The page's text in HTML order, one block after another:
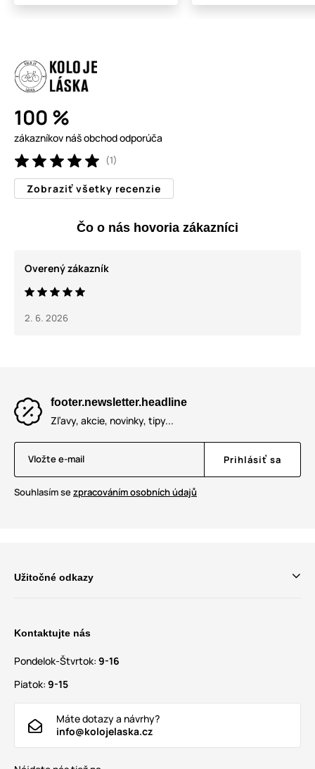
100 %
zákazníkov náš obchod odporúča
(1)
Zobraziť všetky recenzie
Čo o nás hovoria zákazníci
Overený zákazník
2. 6. 2026
footer.newsletter.headline
Zľavy, akcie, novinky, tipy...
Vložte e-mail Prihlásiť sa
Souhlasím sezpracováním osobních údajů
Užitočné odkazy
Kontaktujte nás
Pondelok-Štvrtok: 9-16
Piatok: 9-15
Máte dotazy a návrhy?
info@kolojelaska.cz